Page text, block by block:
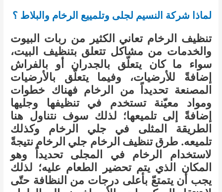
لماذا شركة النسيم لجلى وتلمييع الرخام والبلاط ؟
تنظيف الرخام تعاني الكثير من ربات البيوت
والخدمات من مشاكل تتعلق بتنظيف البيت،
سواء ما كان يتعلّق بالجدران أو بالفراش
إضافةً للأرضيات، وفيما يتعلّق بالأرضيات
المصنعة تحديداً من الرخام فهناك خطوات
ومواد معيّنة تستخدم في تنظيفها وجليها
إضافةً إلى تلميعها؛ لذلك سوف نتناول هنا
الطريقة المثلى في جلي الرخام وكذلك
تلميعه. طرق تنظيف الرخام جلي الرخام نتيجةً
لاستخدام الرخام في المجلى تحديداً وهو
المكان الذي يتم تحضير الطعام عليه؛ لذلك
يجب أن يتمتعّ بأعلى درجات من النظافة حتّى